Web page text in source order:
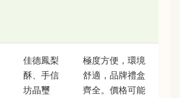
佳德鳳梨
酥、手信
坊晶璽
極度方便，環境
舒適，品牌禮盒
齊全。價格可能